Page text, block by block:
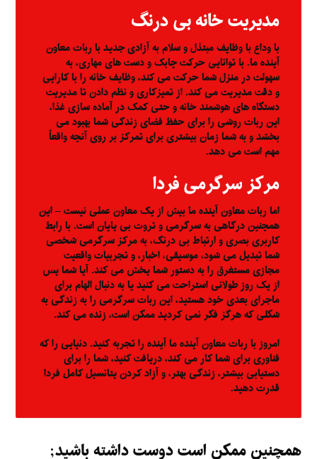
مدیریت خانه بی درنگ
با وداع با وظایف مبتذل و سلام به آزادی جدید با ربات معاون
آینده ما. با توانایی حرکت چابک و دست های مهاری، به
سهولت در منزل شما حرکت می کند، وظایف خانه را با کارایی
و دقت مدیریت می کند. از تمیزکاری و نظم دادن تا مدیریت
دستگاه های هوشمند خانه و حتی کمک در آماده سازی غذا،
این ربات روشی را برای حفظ فضای زندگی شما بهبود می
بخشد و به شما زمان بیشتری برای تمرکز بر روی آنچه واقعاً
مهم است می دهد.
مرکز سرگرمی فردا
اما ربات معاون آینده ما بیش از یک معاون عملی نیست – این
همچنین درگاهی به سرگرمی و ثروت بی پایان است. با رابط
کاربری بصری و ارتباط بی درنگ، به مرکز سرگرمی شخصی
شما تبدیل می شود، موسیقی، اخبار، و تجربیات واقعیت
مجازی مستغرق را به دستور شما پخش می کند. آیا شما پس
از یک روز طولانی استراحت می کنید یا به دنبال الهام برای
ماجرای بعدی خود هستید، این ربات سرگرمی را به زندگی به
شکلی که هرگز فکر نمی کردید ممکن است، زنده می کند.
امروز با ربات معاون آینده ما آینده را تجربه کنید. دنیایی را که
فناوری برای شما کار می کند، دریافت کنید، شما را برای
دستیابی بیشتر، زندگی بهتر، و آزاد کردن پتانسیل کامل فردا
قدرت دهید.
همچنین ممکن است دوست داشته باشید;